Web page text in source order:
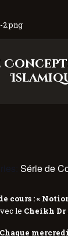
Série de
cours : «
le Cheikh Dr
Chaque mercredi